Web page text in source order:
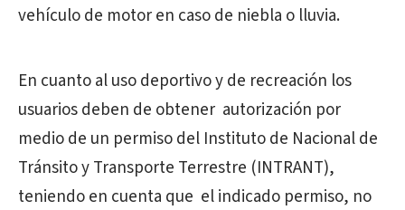
vehículo de motor en caso de niebla o lluvia.
En cuanto al uso deportivo y de recreación los
usuarios deben de obtener autorización por
medio de un permiso del Instituto de Nacional de
Tránsito y Transporte Terrestre (INTRANT),
teniendo en cuenta que el indicado permiso, no